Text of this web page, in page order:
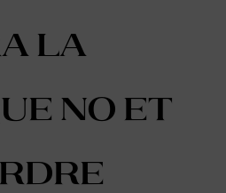
la
no et